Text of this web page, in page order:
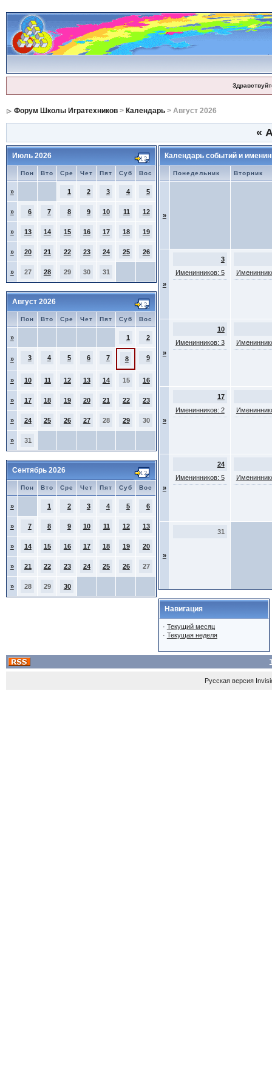
Форум Школы Игратехников> Календарь> Август 2026
«
Июль 2026
Пон Вто Сре Чет Пят Суб Вос
» 1 2 3 4 5
» 6 7 8 9 10 11 12
» 13 14 15 16 17 18 19
» 20 21 22 23 24 25 26
» 27 28 29 30 31
Август 2026
Пон Вто Сре Чет Пят Суб Вос
» 1 2
» 3 4 5 6 7 8 9
» 10 11 12 13 14 15 16
» 17 18 19 20 21 22 23
» 24 25 26 27 28 29 30
» 31
Сентябрь 2026
Пон Вто Сре Чет Пят Суб Вос
» 1 2 3 4 5 6
» 7 8 9 10 11 12 13
» 14 15 16 17 18 19 20
» 21 22 23 24 25 26 27
» 28 29 30
Календарь событий и
Понедельник Вторник
»
»
3
Именинников: 5
»
10
Именинников: 3
»
17
Именинников: 2
»
24
Именинников: 5
»
31
Навигация
· Текущий месяц
· Текущая неделя
Русская версия